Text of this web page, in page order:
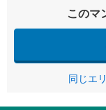
このマ
同じエ